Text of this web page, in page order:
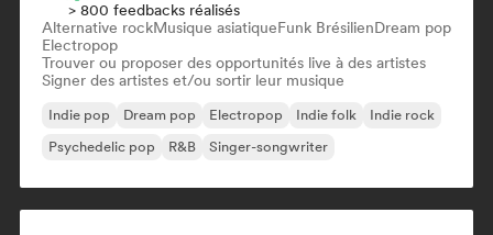
> 800 feedbacks réalisés
Alternative rockMusique asiatiqueFunk BrésilienDream pop
Electropop
Trouver ou proposer des opportunités live à des artistes
Signer des artistes et/ou sortir leur musique
Indie pop Dream pop Electropop Indie folk
Indie rock
Psychedelic pop
R&B Singer-songwriter